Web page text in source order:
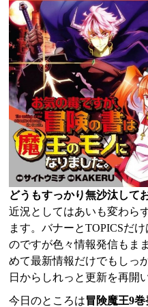
どうもすっかり無沙汰して
近況としてはあいも変わら
ます。バナーとTOPICSだ
のですが色々情報発信もま
めて最新情報だけでもしっ
日からしれっと更新を再開
今日のところは冒険魔王9巻